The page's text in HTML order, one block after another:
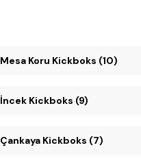
Mesa Koru Kickboks (10)
İncek Kickboks (9)
Çankaya Kickboks (7)